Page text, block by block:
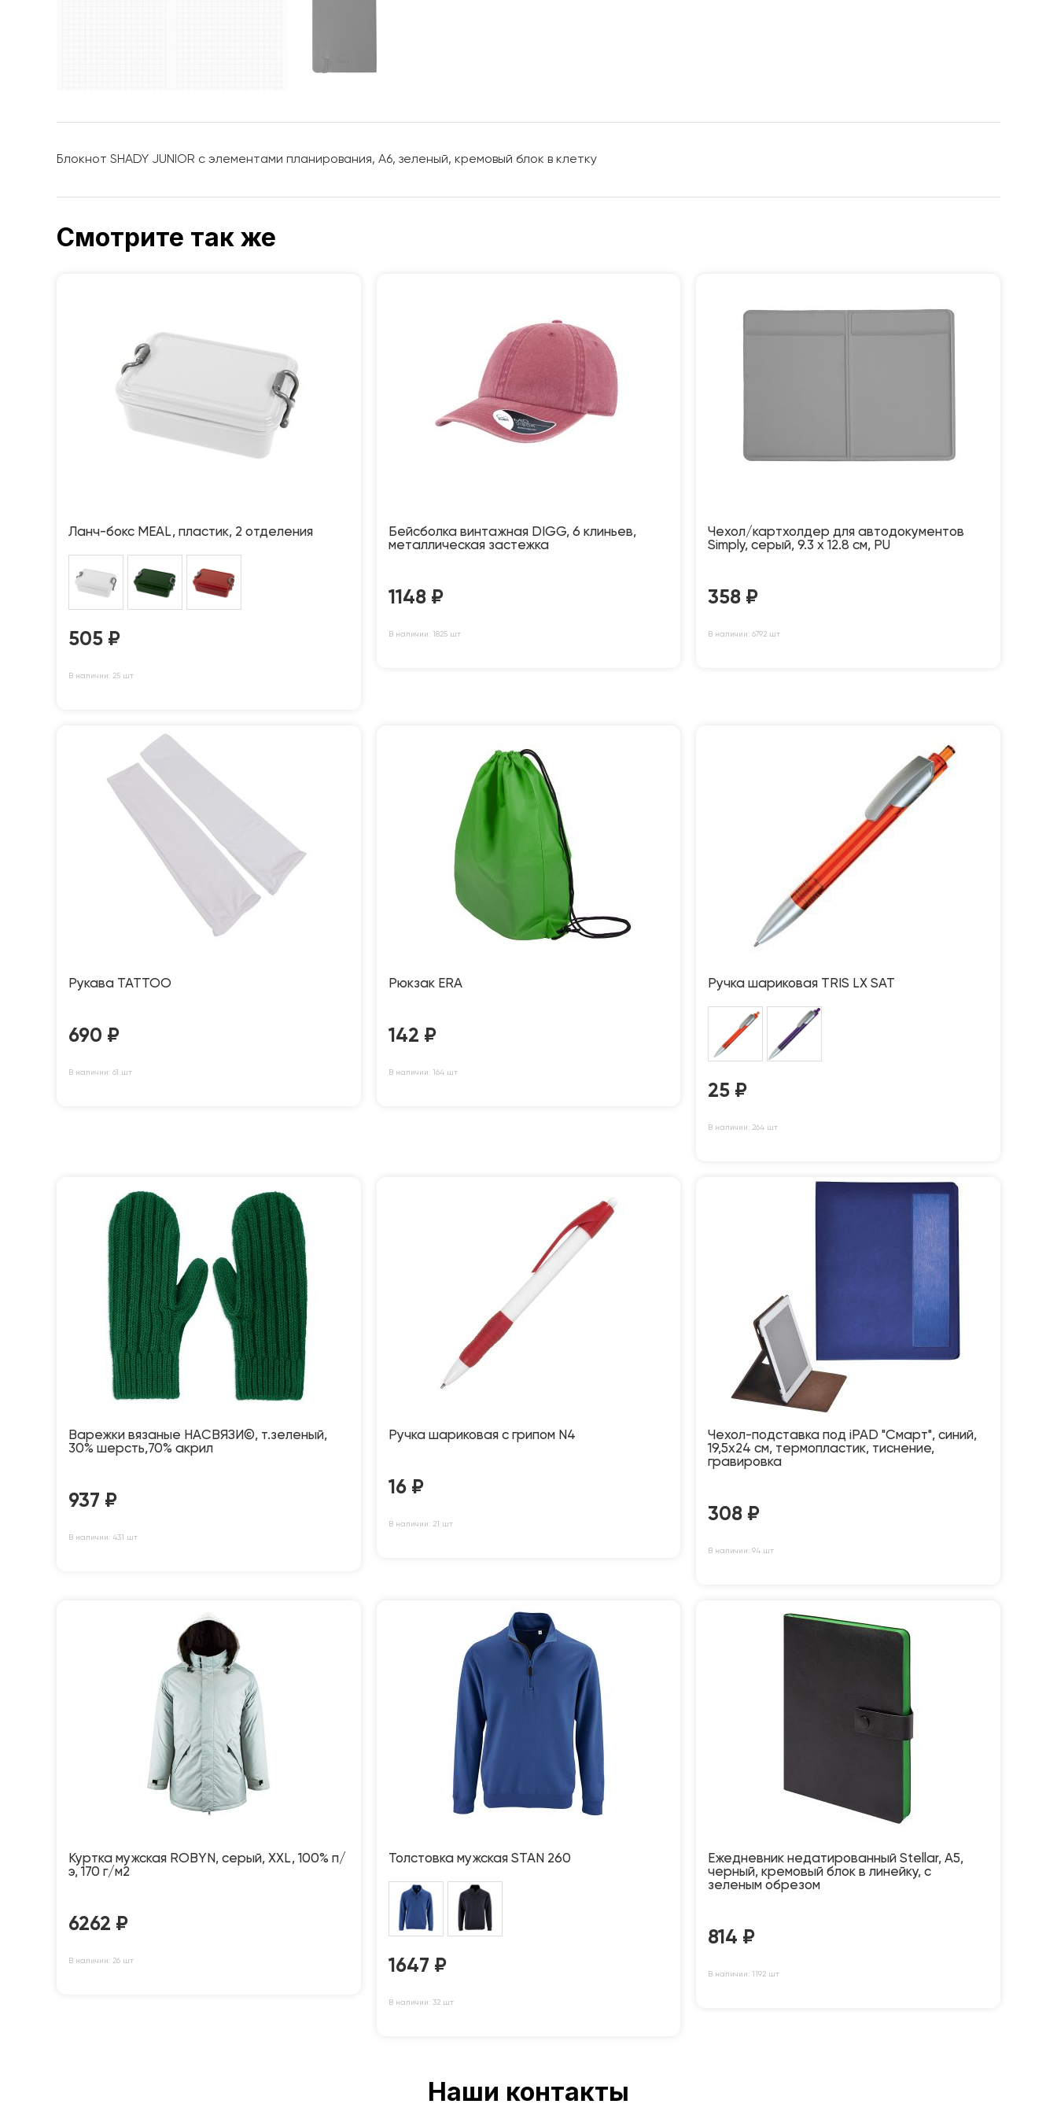
Блокнот SHADY JUNIOR с элементами планирования, А6, зеленый, кремовый блок в клетку
Смотрите так же
Ланч-бокс MEAL, пластик, 2 отделения
505 ₽
В наличии: 25 шт
Бейсболка винтажная DIGG, 6 клиньев,
металлическая застежка
1148 ₽
В наличии: 1825 шт
Чехол/картхолдер для автодокументов
Simply, серый, 9.3 х 12.8 см, PU
358 ₽
В наличии: 6792 шт
Рукава TATTOO
690 ₽
В наличии: 61 шт
Рюкзак ERA
142 ₽
В наличии: 164 шт
Ручка шариковая TRIS LX SAT
25 ₽
В наличии: 264 шт
Варежки вязаные НАСВЯЗИ©, т.зеленый,
30% шерсть,70% акрил
937 ₽
В наличии: 431 шт
Ручка шариковая с грипом N4
16 ₽
В наличии: 21 шт
Чехол-подставка под iPAD "Смарт", синий,
19,5x24 см, термопластик, тиснение,
гравировка
308 ₽
В наличии: 94 шт
Куртка мужская ROBYN, серый, XXL, 100% п/
э, 170 г/м2
6262 ₽
В наличии: 26 шт
Толстовка мужская STAN 260
1647 ₽
В наличии: 32 шт
Ежедневник недатированный Stellar, А5,
черный, кремовый блок в линейку, с
зеленым обрезом
814 ₽
В наличии: 1192 шт
Наши контакты